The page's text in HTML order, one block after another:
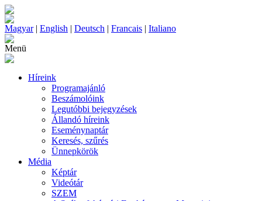
Magyar| English | Deutsch | Francais | Italiano
Menü
Híreink
Programajánló
Beszámolóink
Legutóbbi bejegyzések
Állandó híreink
Eseménynaptár
Keresés, szűrés
Ünnepkörök
Média
Képtár
Videótár
SZEM